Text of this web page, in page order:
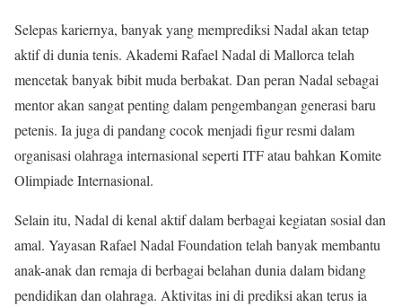
Selepas kariernya, banyak yang memprediksi Nadal akan tetap
aktif di dunia tenis. Akademi Rafael Nadal di Mallorca telah
mencetak banyak bibit muda berbakat. Dan peran Nadal sebagai
mentor akan sangat penting dalam pengembangan generasi baru
petenis. Ia juga di pandang cocok menjadi figur resmi dalam
organisasi olahraga internasional seperti ITF atau bahkan Komite
Olimpiade Internasional.
Selain itu, Nadal di kenal aktif dalam berbagai kegiatan sosial dan
amal. Yayasan Rafael Nadal Foundation telah banyak membantu
anak-anak dan remaja di berbagai belahan dunia dalam bidang
pendidikan dan olahraga. Aktivitas ini di prediksi akan terus ia